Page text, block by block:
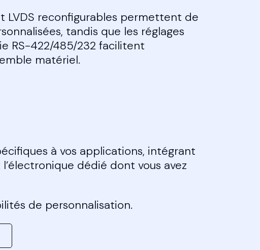
LVDS reconfigurables permettent de
tandis que les réglages
RS-422/485/232 facilitent
matériel.
à vos applications, intégrant
dédié dont vous avez
de personnalisation.